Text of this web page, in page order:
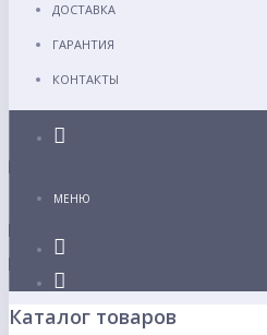
ДОСТАВКА
ГАРАНТИЯ
КОНТАКТЫ
МЕНЮ
Каталог товаров